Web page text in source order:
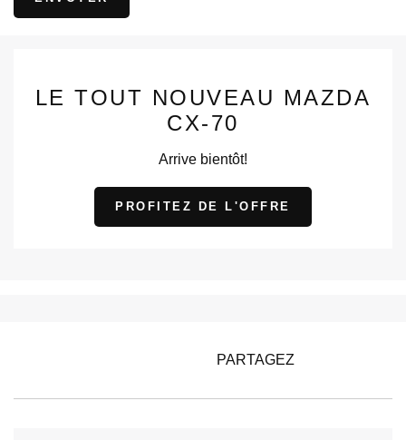
LE TOUT NOUVEAU MAZDA
CX-70
Arrive bientôt!
PROFITEZ DE L'OFFRE
PARTAGEZ